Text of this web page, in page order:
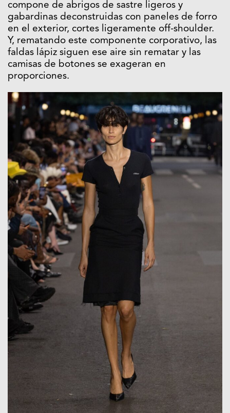
compone de abrigos de sastre ligeros y
gabardinas deconstruidas con paneles de forro
en el exterior, cortes ligeramente off-shoulder.
Y, rematando este componente corporativo, las
faldas lápiz siguen ese aire sin rematar y las
camisas de botones se exageran en
proporciones.